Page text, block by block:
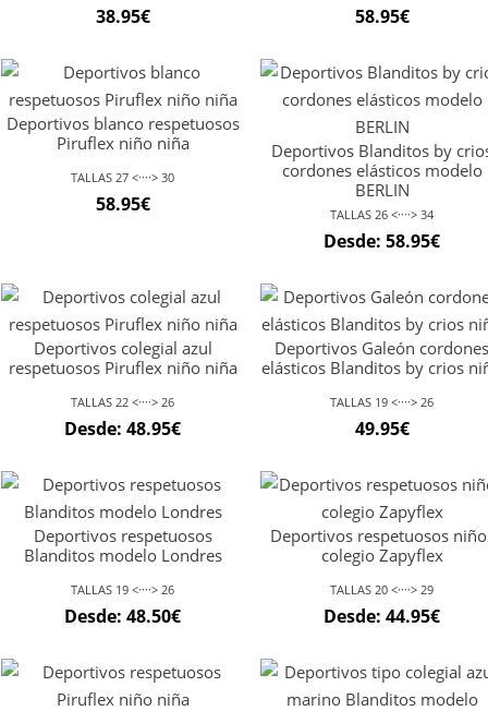
38.95€ 58.95€
Deportivos blanco respetuosos
Piruflex niño niña
TALLAS 27 <····> 30
58.95€
Deportivos Blanditos by
cordones elásticos modelo
BERLIN
TALLAS 26 <····> 34
Desde:58.95€
Deportivos colegial azul
respetuosos Piruflex niño niña
TALLAS 22 <····> 26
Desde: 48.95€
Deportivos Galeón
elásticos Blanditos by crios
TALLAS 19 <····> 26
49.95€
Deportivos respetuosos
Blanditos modelo Londres
TALLAS 19 <····> 26
Desde: 48.50€
Deportivos respetuosos
colegio Zapyflex
TALLAS 20 <····> 29
Desde:44.95€